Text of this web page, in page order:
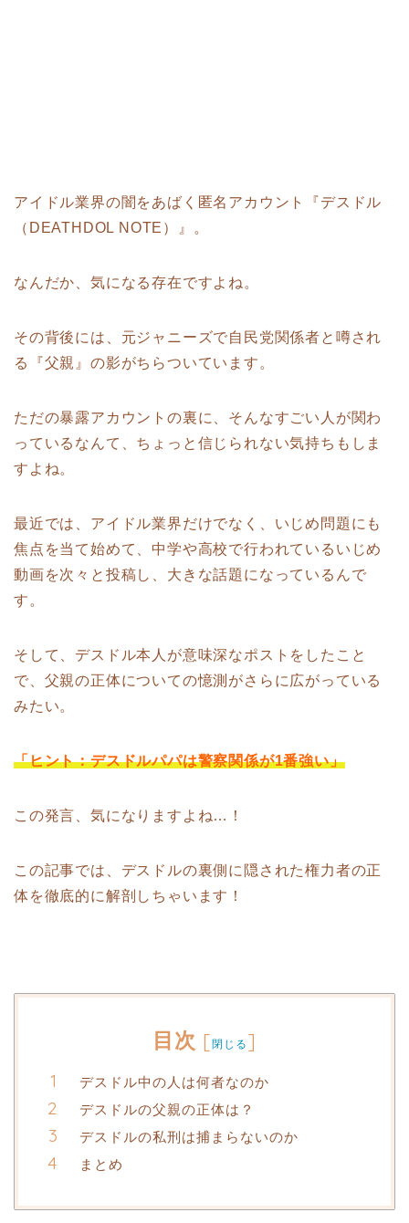
アイドル業界の闇をあばく匿名アカウント『デスドル
（DEATHDOL NOTE）』。
なんだか、気になる存在ですよね。
その背後には、元ジャニーズで自民党関係者と噂され
る『父親』の影がちらついています。
ただの暴露アカウントの裏に、そんなすごい人が関わ
っているなんて、ちょっと信じられない気持ちもしま
すよね。
最近では、アイドル業界だけでなく、いじめ問題にも
焦点を当て始めて、中学や高校で行われているいじめ
動画を次々と投稿し、大きな話題になっているんで
す。
そして、デスドル本人が意味深なポストをしたこと
で、父親の正体についての憶測がさらに広がっている
みたい。
「ヒント：デスドルパパは警察関係が1番強い」
この発言、気になりますよね…！
この記事では、デスドルの裏側に隠された権力者の正
体を徹底的に解剖しちゃいます！
目次 [閉じる ]
デスドル中の人は何者なのか
デスドルの父親の正体は？
デスドルの私刑は捕まらないのか
まとめ